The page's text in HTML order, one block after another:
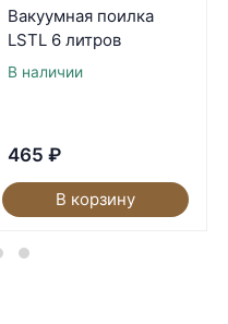
Вакуумная поилка
LSTL 6 литров
В наличии
465 ₽
В корзину